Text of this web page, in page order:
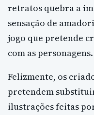
retratos quebra a
sensação de
jogo que pretende
com as personagens.
Felizmente, os
pretendem
ilustrações feitas